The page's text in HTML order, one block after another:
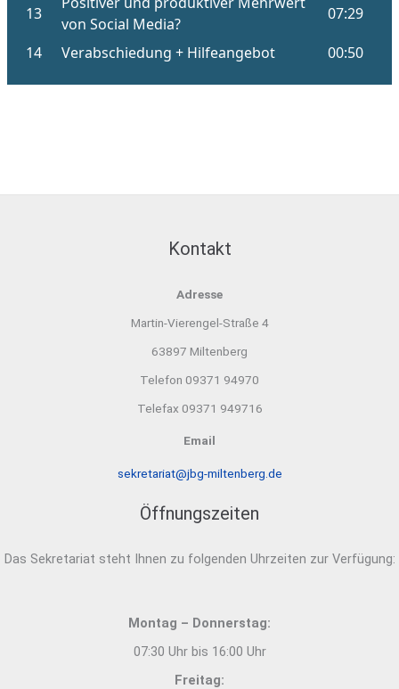
Kontakt
Adresse
Martin-Vierengel-Straße 4
63897 Miltenberg
Telefon 09371 94970
Telefax 09371 949716
Email
sekretariat@jbg-miltenberg.de
Öffnungszeiten
Das Sekretariat steht Ihnen zu folgenden Uhrzeiten zur Verfügung:
Montag – Donnerstag:
07:30 Uhr bis 16:00 Uhr
Freitag: